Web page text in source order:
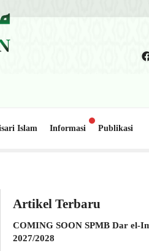
Islam Informasi
Publikasi
Gedung Belajar 2, Pondok Pesantren
Artikel Terbaru
COMING SOON SPMB Dar el-
2027/2028